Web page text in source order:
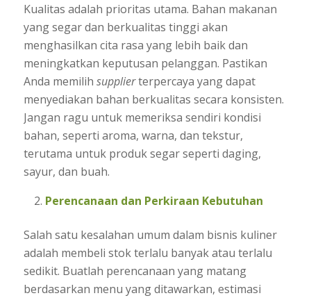
Kualitas adalah prioritas utama. Bahan makanan
yang segar dan berkualitas tinggi akan
menghasilkan cita rasa yang lebih baik dan
meningkatkan keputusan pelanggan. Pastikan
Anda memilih supplierterpercaya yang dapat
menyediakan bahan berkualitas secara konsisten.
Jangan ragu untuk memeriksa sendiri kondisi
bahan, seperti aroma, warna, dan tekstur,
terutama untuk produk segar seperti daging,
sayur, dan buah.
Perencanaan dan Perkiraan Kebutuhan
Salah satu kesalahan umum dalam bisnis kuliner
adalah membeli stok terlalu banyak atau terlalu
sedikit. Buatlah perencanaan yang matang
berdasarkan menu yang ditawarkan, estimasi